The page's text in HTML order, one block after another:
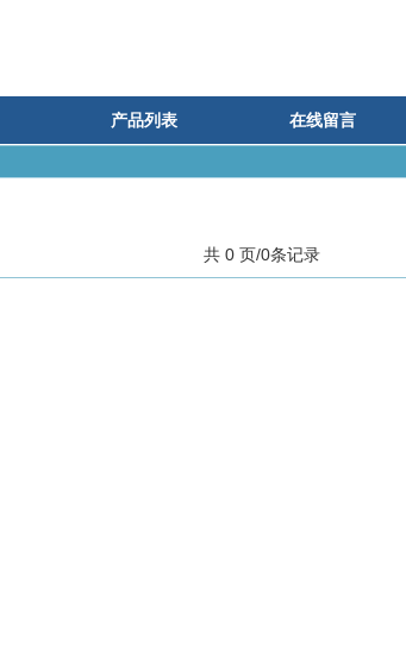
产品列表 在线留言
共 0 页/0条记录